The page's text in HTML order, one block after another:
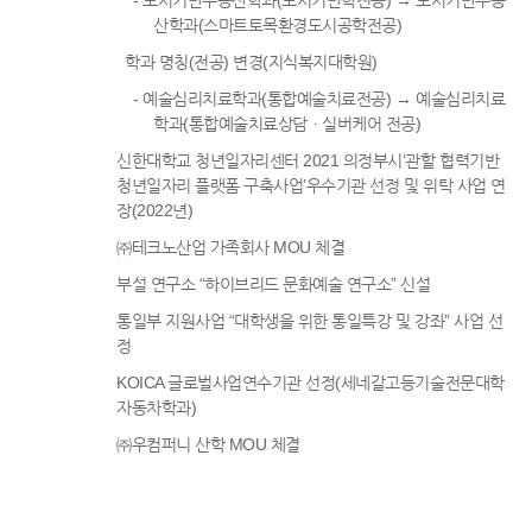
산학과(스마트토목환경도시공학전공)
학과 명칭(전공) 변경(지식복지대학원)
- 예술심리치료학과(통합예술치료전공) → 예술심리치료
학과(통합예술치료상담ㆍ실버케어 전공)
신한대학교 청년일자리센터 2021 의정부시‘관할 협력기반
청년일자리 플랫폼 구축사업’우수기관 선정 및 위탁 사업 연
장(2022년)
㈜테크노산업 가족회사 MOU 체결
부설 연구소 “하이브리드 문화예술 연구소” 신설
통일부 지원사업 “대학생을 위한 통일특강 및 강좌” 사업 선
정
KOICA 글로벌사업연수기관 선정(세네갈고등기술전문대학
자동차학과)
㈜우컴퍼니 산학 MOU 체결